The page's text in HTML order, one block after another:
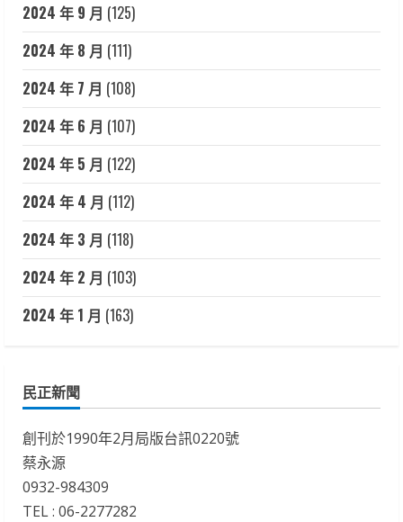
2024 年 9 月 (125)
2024 年 8 月 (111)
2024 年 7 月 (108)
2024 年 6 月 (107)
2024 年 5 月 (122)
2024 年 4 月 (112)
2024 年 3 月 (118)
2024 年 2 月 (103)
2024 年 1 月 (163)
民正新聞
創刊於1990年2月局版台訊0220號
蔡永源
0932-984309
TEL : 06-2277282